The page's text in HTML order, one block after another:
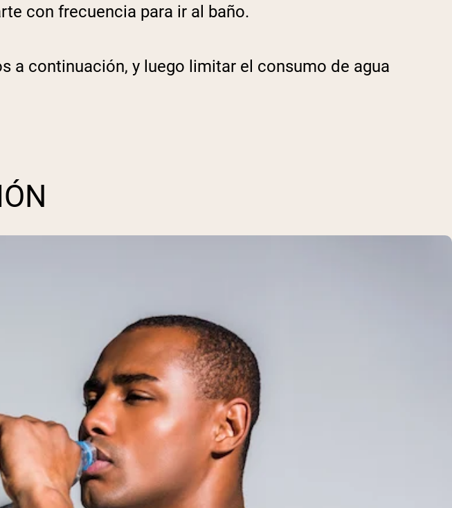
con frecuencia para ir al baño.
a continuación, y luego limitar el consumo de agua